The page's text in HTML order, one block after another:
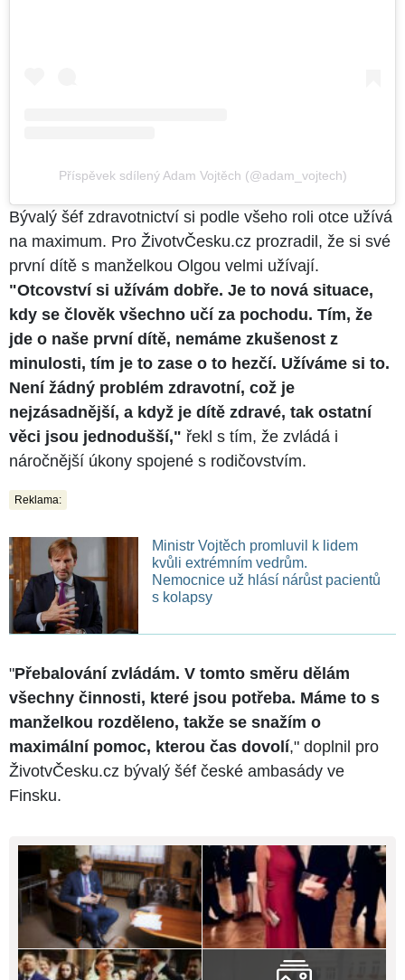
Příspěvek sdílený Adam Vojtěch (@adam_vojtech)
Bývalý šéf zdravotnictví si podle všeho roli otce užívá
na maximum. Pro ŽivotvČesku.cz prozradil, že si své
první dítě s manželkou Olgou velmi užívají.
"Otcovství si užívám dobře. Je to nová situace,
kdy se člověk všechno učí za pochodu. Tím, že
jde o naše první dítě, nemáme zkušenost z
minulosti, tím je to zase o to hezčí. Užíváme si to.
Není žádný problém zdravotní, což je
nejzásadnější, a když je dítě zdravé, tak ostatní
věci jsou jednodušší," řekl s tím, že zvládá i
náročnější úkony spojené s rodičovstvím.
Reklama:
Ministr Vojtěch promluvil k lidem
kvůli extrémním vedrům.
Nemocnice už hlásí nárůst pacientů
s kolapsy
"Přebalování zvládám. V tomto směru dělám
všechny činnosti, které jsou potřeba. Máme to s
manželkou rozděleno, takže se snažím o
maximální pomoc, kterou čas dovolí," doplnil pro
ŽivotvČesku.cz bývalý šéf české ambasády ve
Finsku.